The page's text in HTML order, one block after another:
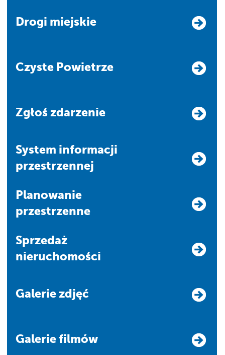
Drogi miejskie
Czyste Powietrze
Zgłoś zdarzenie
system informacji
przestrzennej
Planowanie
przestrzenne
Sprzedaż
nieruchomości
Galerie zdjęć
Galerie filmów